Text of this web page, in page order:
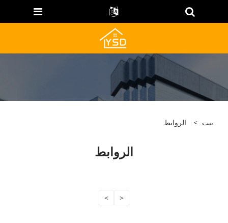
بيت > الروابط
الروابط
<
>